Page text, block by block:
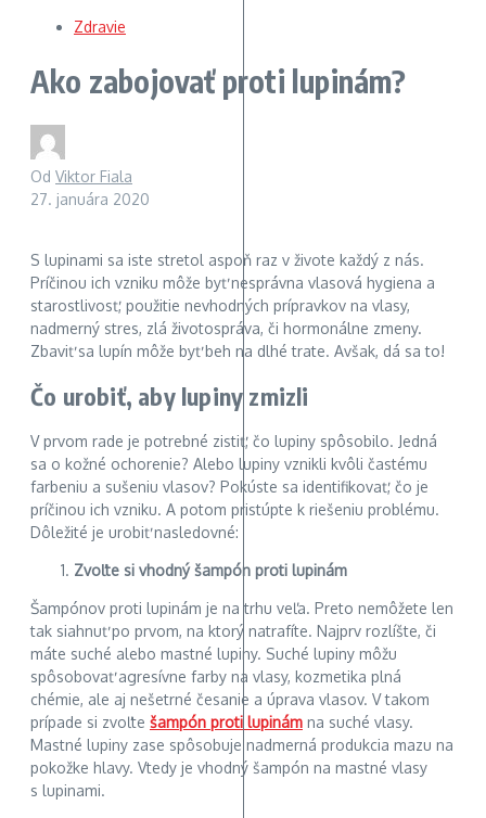
Zdravie
Ako zabojovať proti lupinám?
Od Viktor Fiala
27. januára 2020
S lupinami sa iste stretol aspoň raz v živote každý z nás.
Príčinou ich vzniku môže byť nesprávna vlasová hygiena a
starostlivosť, použitie nevhodných prípravkov na vlasy,
nadmerný stres, zlá životospráva, či hormonálne zmeny.
Zbaviť sa lupín môže byť beh na dlhé trate. Avšak, dá sa to!
Čo urobiť, aby lupiny zmizli
V prvom rade je potrebné zistiť, čo lupiny spôsobilo. Jedná
sa o kožné ochorenie? Alebo lupiny vznikli kvôli častému
farbeniu a sušeniu vlasov? Pokúste sa identifikovať, čo je
príčinou ich vzniku. A potom pristúpte k riešeniu problému.
Dôležité je urobiť nasledovné:
Zvoľte si vhodný šampón proti lupinám
Šampónov proti lupinám je na trhu veľa. Preto nemôžete len
tak siahnuť po prvom, na ktorý natrafíte. Najprv rozlíšte, či
máte suché alebo mastné lupiny. Suché lupiny môžu
spôsobovať agresívne farby na vlasy, kozmetika plná
chémie, ale aj nešetrné česanie a úprava vlasov. V takom
prípade si zvoľte šampón proti lupinám na suché vlasy.
Mastné lupiny zase spôsobuje nadmerná produkcia mazu na
pokožke hlavy. Vtedy je vhodný šampón na mastné vlasy
s lupinami.